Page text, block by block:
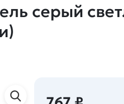
серый